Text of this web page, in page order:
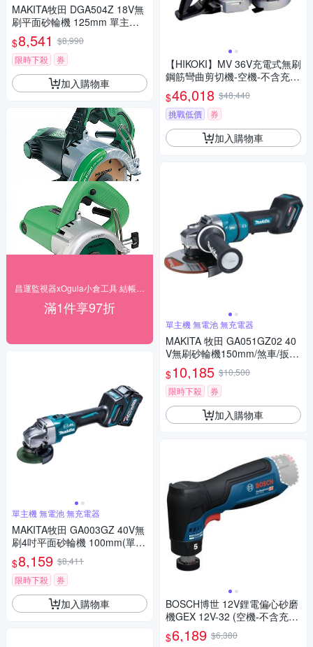
MAKITA牧田 DGA504Z 18V無
刷平面砂輪機 125mm 單主機
無電池 無充電器
$8,541 $8,990
限時下殺
券
加入購物車
滿1件享97折
單主機 無電池 無充電器
MAKITA牧田 GA003GZ 40V無
刷4吋平面砂輪機 100mm(單主
機 無電池 無充電器)
$8,159 $8,411
限時下殺
券
加入購物車
【HIKOKI】MV 36V充電式無刷
鋼筋彎曲剪切機-空機-不含充電
器及電池(VB3616DA-NN)
$46,018 $48,440
挑戰低價
券
加入購物車
單主機 無電池 無充電器
MAKITA 牧田 GA051GZ02 40
V無刷砂輪機150mm/煞車/扳機
單主機 無電池 無充電器
$10,185 $10,500
限時下殺
券
加入購物車
BOSCH博世 12V鋰電偏心砂磨
機GEX 12V-32 (空機-不含充電
器及電池)
$6,189 $6,380